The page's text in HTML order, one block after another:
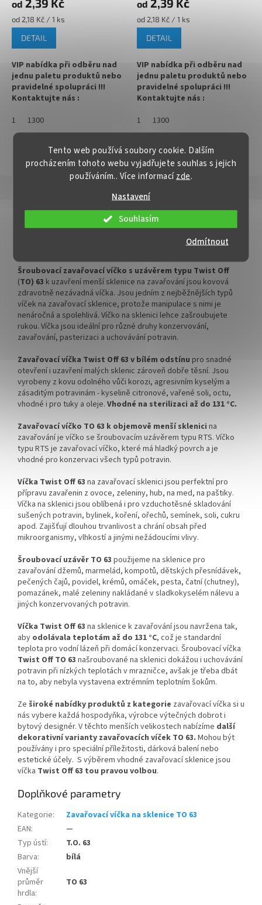
Tento web používá soubory cookie. Dalším
procházením tohoto webu vyjadřujete souhlas s jejich
používáním.. Více informacízde.
Nastavení
Odmítnout
Souhlasím
od 2,39 Kč
Měrná
cena:
od 2,18 Kč / 1 ks
DETAIL
VIP nabídka při odběru nad
jednu paletu produktů nebo
pravidelné spolupráci !!!
Kontaktujte nás :
✅Víčko na sklenici s uzávěrem
✅ Šroubovací víčko pro snadné
otevření sklenice
✅ Různé varianty víček TO 63
objednejteZDE
✅ Pro výhodnější cenu kupte
✅ Víčka skladem a ihned k
odeslání!
Kupte karton víček a máte
na něj dopravu ZDARMA!
1 1300
od 2,39 Kč
Měrná
cena:
od 2,18 Kč / 1 ks
DETAIL
VIP nabídka při odběru nad
jednu paletu produktů nebo
pravidelné spolupráci !!!
Kontaktujte nás :
✅Víčko na sklenici s uzávěrem
✅ Šroubovací víčko pro snadné
otevření sklenice
✅ Různé varianty víček TO 63
objednejteZDE
✅ Pro výhodnější cenu kupte
✅ Víčka skladem a ihned k
odeslání!
Kupte karton víček a máte
na něj dopravu ZDARMA!
1 1300
ZOBRAZIT VŠECHNY PODOBNÉ PRODUKTY
Detailní popis produktu
Víčko Twist Off TO 63 BÍLÉ STERIL na zavařovací sklenici se
Šroubovací zavařovací víčko s uzávěrem typu Twist Off
(TO) 63 k uzavření menší sklenice na zavařování jsou kovová
zdravotně nezávadná víčka. Jsou jedním z nejběžnějších typů
víček na zavařovací sklenice, protože manipulace s nimi je
nenáročná a spolehlivá. Víčko na sklenici lehce zašroubujete
rukou. Víčka jsou ideální pro různé druhy konzervování,
zavařování, pasterizaci a uchovávání potravin.
Zavařovací víčka Twist Off 63 v bílém odstínu pro snadné
otevření i uzavření malých sklenic zároveň dobře těsní. Jsou
vyrobeny z kovu odolného vůči korozi, agresivním kyselým a
zásaditým potravinám - kyselině citronové, vařené soli, octu,
vhodné i pro tuky a oleje. Vhodné na sterilizaci až do 131 °C.
Zavařovací víčko TO 63 k objemově menší sklenici na
zavařování je víčko se šroubovacím uzávěrem typu RTS. Víčko
typu RTS je zavařovací víčko, které má hladký povrch a je
vhodné pro konzervaci všech typů potravin.
Víčka Twist Off 63 na zavařovací sklenici jsou perfektní pro
přípravu zavařenin z ovoce, zeleniny, hub, na med, na paštiky.
Víčka na sklenici jsou oblíbená i pro vzduchotěsné skladování
sušených potravin, bylinek, koření, ořechů, semínek, soli, cukru
apod. Zajišťují dlouhou trvanlivost a chrání obsah před
mikroorganismy, vlhkostí a jinými nežádoucími vlivy.
Šroubovací uzávěr TO 63 použijeme na sklenice pro
zavařování džemů, marmelád, kompotů, dětských přesnídávek,
pečených čajů, povidel, krémů, omáček, pesta, čatní (chutney),
pomazánek, malé zeleniny nakládané v sladkokyselém nálevu a
jiných konzervovaných potravin.
Víčka Twist Off 63 na sklenice k zavařování jsou navržena tak,
aby odolávala teplotám až do 131 °C, což je standardní
teplota pro vodní lázeň při domácí konzervaci. Šroubovací víčka
Twist Off TO 63 našroubované na sklenici dokážou i uchovávání
potravin při nízkých teplotách vmrazničce, avšak je třeba dbát
na to, aby nebyla vystavena extrémním teplotním šokům.
Ze široké nabídky produktů z kategorie zavařovací víčka si u
nás vybere každá hospodyňka, výrobce výtečných dobrot i
bytový designér. V těchto menších velikostech nabízíme další
dekorativní varianty zavařovacích víček TO 63. Mohou být
používány i pro speciální příležitosti, dárková balení nebo
estetické účely. S výběrem vhodné zavařovací sklenice jsou
víčka Twist Off 63 tou pravou volbou.
Doplňkové parametry
Kategorie:
Zavařovací víčka na sklenice TO 63
EAN:
—
Typ ústí:
T.O. 63
Barva:
bílá
Vnější
průměr
hrdla:
TO 63